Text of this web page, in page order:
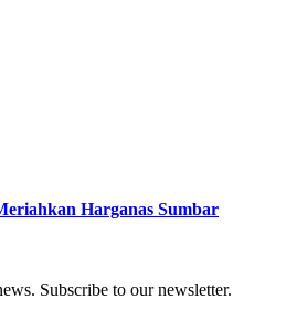
Harganas Sumbar
Subscribe to our newsletter.